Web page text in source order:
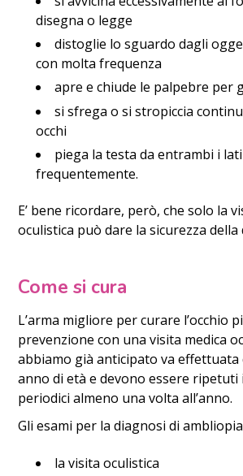
disegna o legge
distoglie lo sguardo dagli
con molta frequenza
apre e chiude le palpebre per
si sfrega o si stropiccia
occhi
piega la testa da entrambi i lati
frequentemente.
E’ bene ricordare, però, che solo la
oculistica può dare la sicurezza della
Come si cura
L’arma migliore per curare l’occhio
prevenzione con una visita medica
abbiamo già anticipato va
anno di età e devono essere
periodici almeno una volta all’anno.
Gli esami per la diagnosi di
la visita oculistica